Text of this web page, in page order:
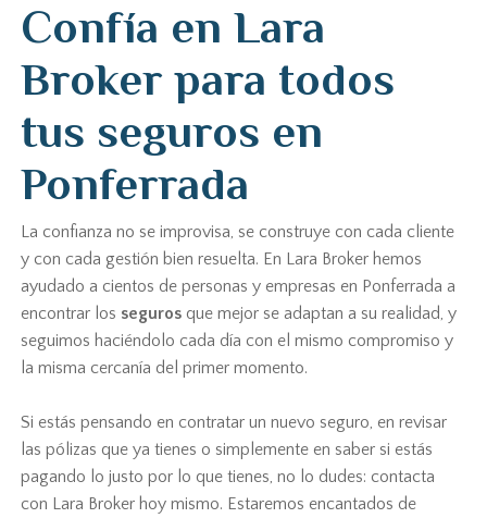
Confía en Lara
Broker para todos
tus seguros en
Ponferrada
La confianza no se improvisa, se construye con cada cliente
y con cada gestión bien resuelta. En Lara Broker hemos
ayudado a cientos de personas y empresas en Ponferrada a
encontrar los seguros que mejor se adaptan a su realidad, y
seguimos haciéndolo cada día con el mismo compromiso y
la misma cercanía del primer momento.
Si estás pensando en contratar un nuevo seguro, en revisar
las pólizas que ya tienes o simplemente en saber si estás
pagando lo justo por lo que tienes, no lo dudes: contacta
con Lara Broker hoy mismo. Estaremos encantados de